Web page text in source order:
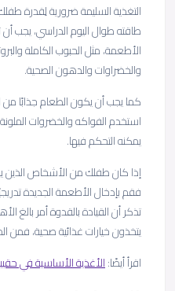
التغذية السليمة ضرورية لِقدرة
طاقته طوال اليوم الدراسي، يجب
الأطعمة، مثل الحبوب الكاملة
والخضراوات والدهون الصحية.
كما يجب أن يكون الطعام جذابًا من
استخدم الفواكه والخضروات
يمكنه التحكم فيها.
إذا كان طفلك من الأشخاص الذين
فقم بإدخال الأطعمة الجديدة
تذكر أن القيادة بالقدوة أمر بالغ
يتخذون خيارات غذائية صحية، فمن
اقرأ أيضًا:الأغذية الأساسية في